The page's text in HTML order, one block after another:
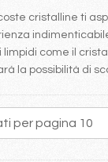
cristalline ti
come il
la possibilità di
3 4 5